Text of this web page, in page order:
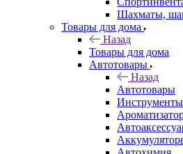
Шахматы,
Товары для дома
Назад
Товары для дома
Автотовары
Назад
Автотовары
Инструменты